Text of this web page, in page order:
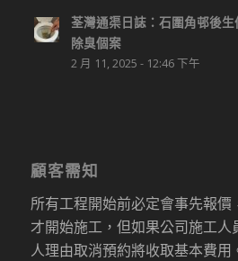
荃灣通渠日誌：石圍角邨後
除臭個案
2 月 11, 2025 - 12:46 下午
顧客需知
所有工程開始前必定會事先報價
才開始施工，但如果公司施工人
人理由取消預約將收取基本費用